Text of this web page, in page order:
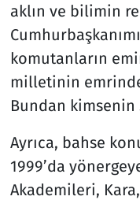
aklın ve bilimin
komutanların
milletinin
Bundan kimsenin
Ayrıca, bahse
1999’da
Akademileri,